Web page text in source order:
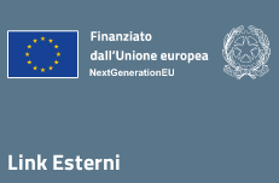
Link Esterni